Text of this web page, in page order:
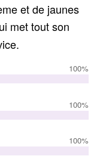
et de jaunes
met tout son
100%
100%
100%